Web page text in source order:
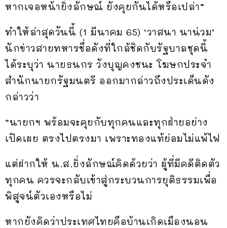
หากเจอหน้ายิ่งลักษณ์ ยังคุยกันได้หรือเปล่า”
ทำให้ล่าสุดวันนี้ (1 มีนาคม 65) ‘วาสนา นาน่วม’
นักข่าวสายทหารชื่อดังที่ใกล้ชิดกับรัฐบาลชุดนี้
ได้ระบุว่า นายธนกร วังบุญคงชนะ โฆษกประจำ
สำนักนายกรัฐมนตรี ออกมากล่าวถึงประเด็นดัง
กล่าวว่า
“นายกฯ พร้อมจะคุยกับทุกคนและทุกฝ่ายอย่าง
เปิดเผย ตรงไปตรงมา เพราะทองแท้ย่อมไม่แพ้ไฟ
แต่ฝากให้ น.ส.ยิ่งลักษณ์คิดด้วยว่า ผู้ที่มีคดีติดตัว
ทุกคน ควรจะกลับเข้าสู่กระบวนการยุติธรรมเพื่อ
พิสูจน์ตัวเองหรือไม่
หากยังคิดว่าประเทศไทยคือบ้านเกิดเมืองนอน